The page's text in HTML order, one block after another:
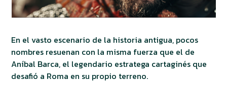
En el vasto escenario de la historia antigua, pocos
nombres resuenan con la misma fuerza que el de
Aníbal Barca, el legendario estratega cartaginés que
desafió a Roma en su propio terreno.